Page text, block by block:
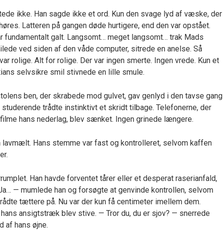
ikke. Han sagde ikke et ord. Kun den svage lyd af væske, der
Latteren på gangen døde hurtigere, end den var opstået.
fundamentalt galt. Langsomt… meget langsomt… trak Mads
ved siden af den våde computer, sitrede en anelse. Så
rolige. Alt for rolige. Der var ingen smerte. Ingen vrede. Kun et
selvsikre smil stivnede en lille smule.
ben, der skrabede mod gulvet, gav genlyd i den tavse gang
trådte instinktivt et skridt tilbage. Telefonerne, der
hans nederlag, blev sænket. Ingen grinede længere.
Hans stemme var fast og kontrolleret, selvom kaffen
Han havde forventet tårer eller et desperat raserianfald,
— mumlede han og forsøgte at genvinde kontrollen, selvom
tættere på. Nu var der kun få centimeter imellem dem.
ansigtstræk blev stive. — Tror du, du er sjov? — snerrede
af hans øjne.